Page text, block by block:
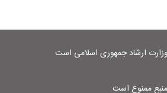
ارشاد جمهوری اسلامی است